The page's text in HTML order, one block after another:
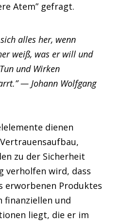
Atem” gefragt.
alles her, wenn
weiß, was er will und
und Wirken
— Johann Wolfgang
dienen
zu der Sicherheit
verholfen wird, dass
erworbenen Produktes
finanziellen und
liegt, die er im